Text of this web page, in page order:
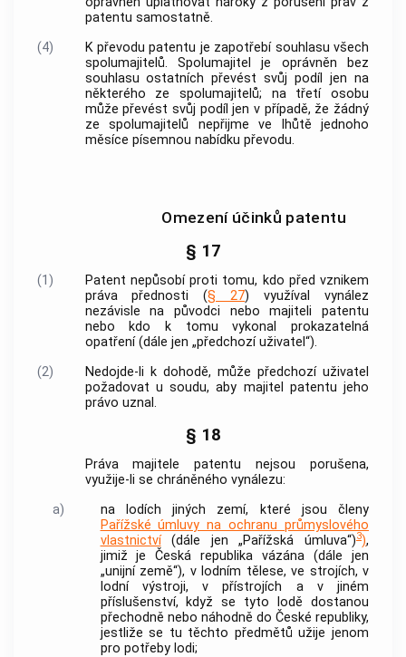
patentu samostatně.
(4)
K převodu patentu je zapotřebí souhlasu všech
spolumajitelů. Spolumajitel je oprávněn bez
souhlasu ostatních převést svůj podíl jen na
některého ze spolumajitelů; na třetí osobu
může převést svůj podíl jen v případě, že žádný
ze spolumajitelů nepřijme ve lhůtě jednoho
měsíce písemnou nabídku převodu.
Omezení účinků patentu
§ 17
(1)
Patent nepůsobí proti tomu, kdo před vznikem
práva přednosti (§ 27) využíval vynález
nezávisle na původci nebo majiteli patentu
nebo kdo k tomu vykonal prokazatelná
opatření (dále jen „předchozí uživatel“).
(2)
Nedojde-li k dohodě, může předchozí uživatel
požadovat u soudu, aby majitel patentu jeho
právo uznal.
§ 18
Práva majitele patentu nejsou porušena,
využije-li se chráněného vynálezu:
a)
na lodích jiných zemí, které jsou členy
Pařížské úmluvy na ochranu průmyslového
vlastnictví(dále jen „Pařížská úmluva“)3),
jimiž je Česká republika vázána (dále jen
„unijní země“), v lodním tělese, ve strojích, v
lodní výstroji, v přístrojích a v jiném
příslušenství, když se tyto lodě dostanou
přechodně nebo náhodně do České republiky,
jestliže se tu těchto předmětů užije jenom
pro potřeby lodi;